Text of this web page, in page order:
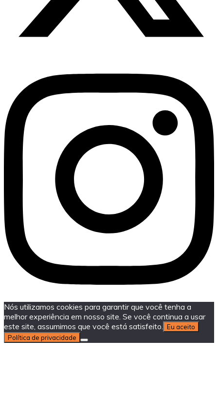
Nós utilizamos cookies para garantir que você tenha a
melhor experiência em nosso site. Se você continua a usar
este site, assumimos que você está satisfeito.
Eu aceito
Política de privacidade